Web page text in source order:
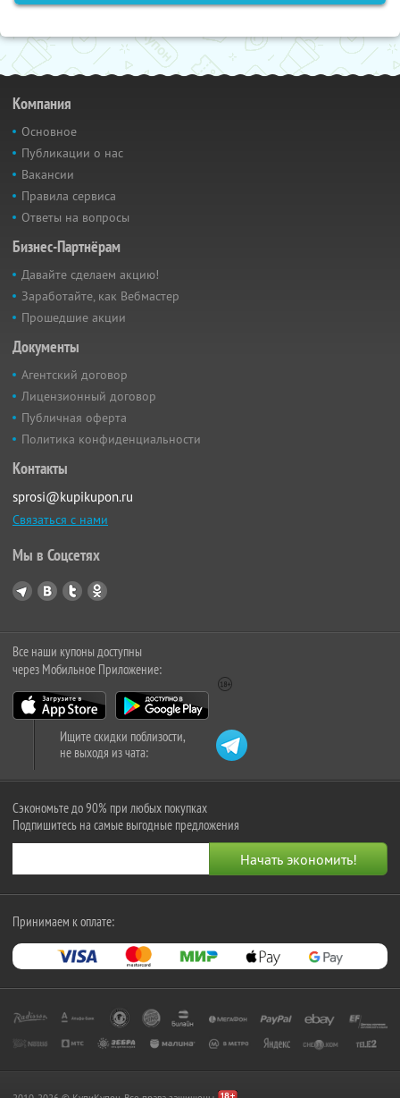
Компания
Основное
Публикации о нас
Вакансии
Правила сервиса
Ответы на вопросы
Бизнес-Партнёрам
Давайте сделаем акцию!
Заработайте, как Вебмастер
Прошедшие акции
Документы
Агентский договор
Лицензионный договор
Публичная оферта
Политика конфиденциальности
Контакты
sprosi@kupikupon.ru
Связаться с нами
Мы в Соцсетях
Все наши купоны доступны
через Мобильное Приложение:
Ищите скидки поблизости,
не выходя из чата:
Сэкономьте до 90% при любых покупках
Подпишитесь на самые выгодные предложения
Принимаем к оплате: